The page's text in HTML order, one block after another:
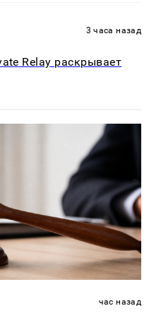
3 часа назад
Relay раскрывает
час назад